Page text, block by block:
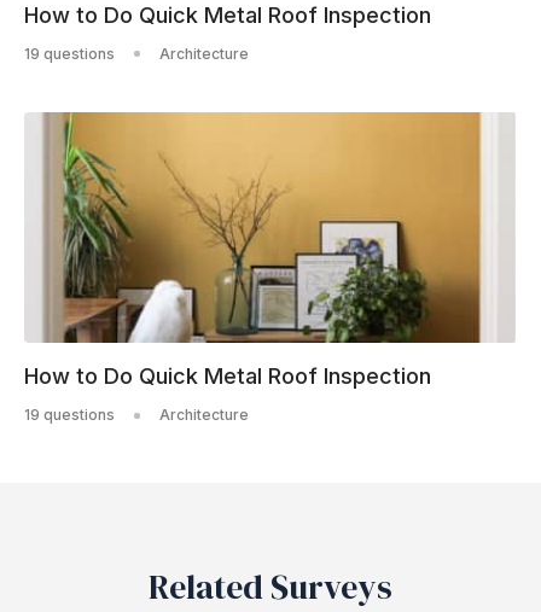
How to Do Quick Metal Roof Inspection
19 questions Architecture
How to Do Quick Metal Roof Inspection
19 questions Architecture
Related Surveys